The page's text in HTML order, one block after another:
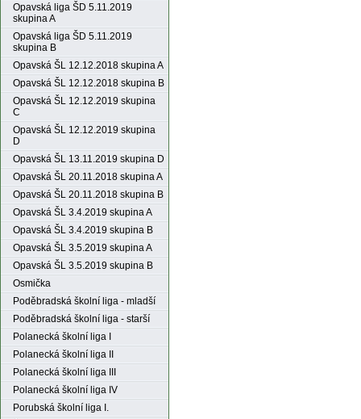
Opavská liga ŠD 5.11.2019
skupina A
Opavská liga ŠD 5.11.2019
skupina B
Opavská ŠL 12.12.2018 skupina A
Opavská ŠL 12.12.2018 skupina B
Opavská ŠL 12.12.2019 skupina
C
Opavská ŠL 12.12.2019 skupina
D
Opavská ŠL 13.11.2019 skupina D
Opavská ŠL 20.11.2018 skupina A
Opavská ŠL 20.11.2018 skupina B
Opavská ŠL 3.4.2019 skupina A
Opavská ŠL 3.4.2019 skupina B
Opavská ŠL 3.5.2019 skupina A
Opavská ŠL 3.5.2019 skupina B
Osmička
Poděbradská školní liga - mladší
Poděbradská školní liga - starší
Polanecká školní liga I
Polanecká školní liga II
Polanecká školní liga III
Polanecká školní liga IV
Porubská školní liga I.